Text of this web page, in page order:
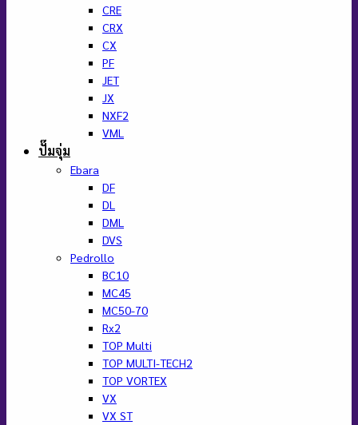
CRE
CRX
CX
PF
JET
JX
NXF2
VML
ปั๊มจุ่ม
Ebara
DF
DL
DML
DVS
Pedrollo
BC10
MC45
MC50-70
Rx2
TOP Multi
TOP MULTI-TECH2
TOP VORTEX
VX
VX ST